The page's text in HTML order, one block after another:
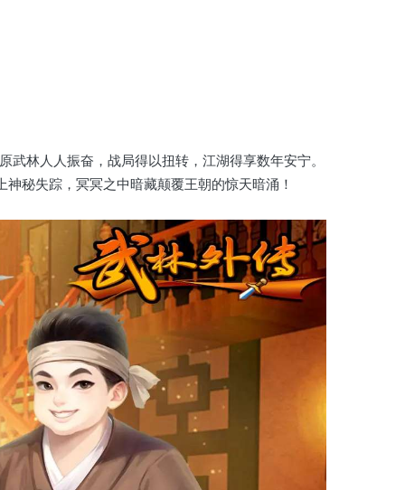
林人人振奋，战局得以扭转，江湖得享数年安宁。
秘失踪，冥冥之中暗藏颠覆王朝的惊天暗涌！